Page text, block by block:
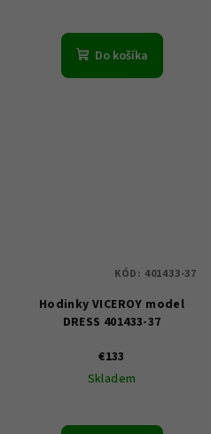
Do košíka
Hodinky VICEROY model
DRESS 401433-37
€133
Skladem
KÓD: 401433-37